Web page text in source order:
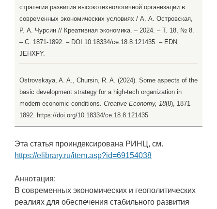
стратегии развития высокотехнологичной организации в
современных экономических условиях / А. А. Островская,
Р. А. Чурсин // Креативная экономика. – 2024. – Т. 18, № 8.
– С. 1871-1892. – DOI 10.18334/ce.18.8.121435. – EDN
JEHXFY.
Ostrovskaya, A. A., Chursin, R. A. (2024). Some aspects of the
basic development strategy for a high-tech organization in
modern economic conditions. Creative Economy, 18(8), 1871-
1892. https://doi.org/10.18334/ce.18.8.121435
Эта статья проиндексирована РИНЦ, см.
https://elibrary.ru/item.asp?id=69154038
Аннотация:
В современных экономических и геополитических
реалиях для обеспечения стабильного развития